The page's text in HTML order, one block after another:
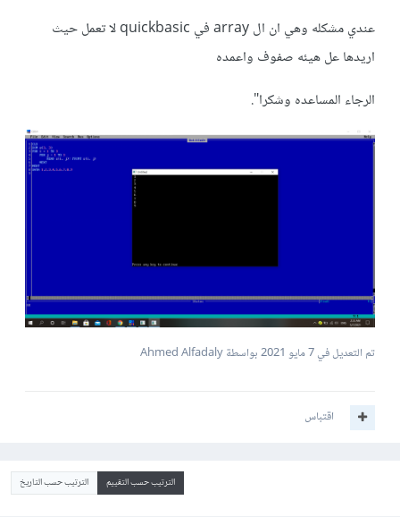
عندي مشكله وهي ان ال array في quickbasic لا تعمل حيث
اريدها عل هيئه صفوف واعمده
الرجاء المساعده وشكرا".
تم التعديل في7 مايو 2021 بواسطة Ahmed Alfadaly
اقتباس
الترتيب حسب التقييم الترتيب حسب التاريخ